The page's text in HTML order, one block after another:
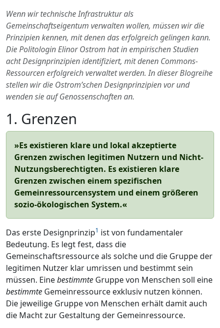
Wenn wir technische Infrastruktur als
Gemeinschaftseigentum verwalten wollen, müssen wir die
Prinzipien kennen, mit denen das erfolgreich gelingen kann.
Die Politologin Elinor Ostrom hat in empirischen Studien
acht Designprinzipien identifiziert, mit denen Commons-
Ressourcen erfolgreich verwaltet werden. In dieser Blogreihe
stellen wir die Ostrom’schen Designprinzipien vor und
wenden sie auf Genossenschaften an.
1. Grenzen
»Es existieren klare und lokal akzeptierte
Grenzen zwischen legitimen Nutzern und Nicht-
Nutzungsberechtigten. Es existieren klare
Grenzen zwischen einem spezifischen
Gemeinressourcensystem und einem größeren
sozio-ökologischen System.«
Das erste Designprinzip1 ist von fundamentaler
Bedeutung. Es legt fest, dass die
Gemeinschaftsressource als solche und die Gruppe der
legitimen Nutzer klar umrissen und bestimmt sein
müssen. Einebestimmte Gruppe von Menschen soll eine
bestimmte Gemeinressource exklusiv nutzen können.
Die jeweilige Gruppe von Menschen erhält damit auch
die Macht zur Gestaltung der Gemeinressource.